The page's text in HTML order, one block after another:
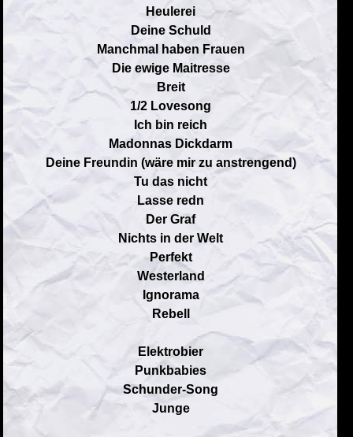
Heulerei
Deine Schuld
Manchmal haben Frauen
Die ewige Maitresse
Breit
1/2 Lovesong
Ich bin reich
Madonnas Dickdarm
Deine Freundin (wäre mir zu anstrengend)
Tu das nicht
Lasse redn
Der Graf
Nichts in der Welt
Perfekt
Westerland
Ignorama
Rebell
Elektrobier
Punkbabies
Schunder-Song
Junge